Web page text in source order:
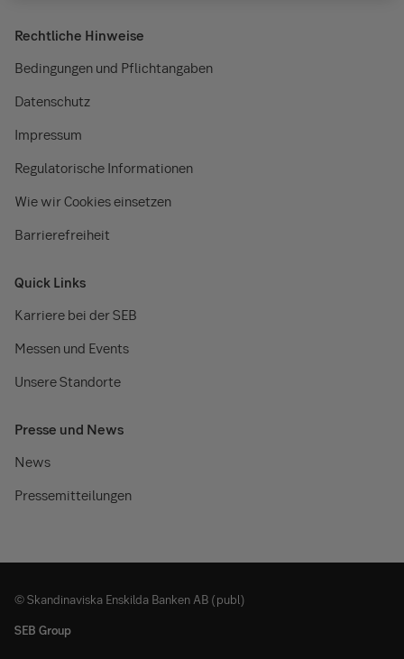
Rechtliche Hinweise
Bedingungen und Pflichtangaben
Datenschutz
Impressum
Regulatorische Informationen
Wie wir Cookies einsetzen
Barrierefreiheit
Quick Links
Karriere bei der SEB
Messen und Events
Unsere Standorte
Presse und News
News
Pressemitteilungen
© Skandinaviska Enskilda Banken AB (publ)
SEB Group